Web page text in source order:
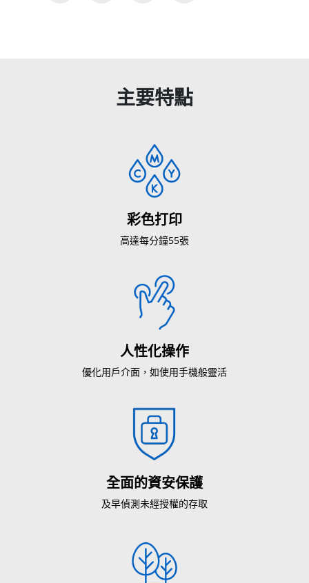
主要特點
彩色打印
高達每分鐘55張
人性化操作
優化用戶介面，如使用手機般靈活
全面的資安保護
及早偵測未經授權的存取